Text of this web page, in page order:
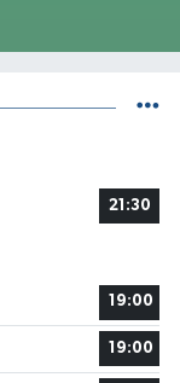
21:30
19:00
19:00